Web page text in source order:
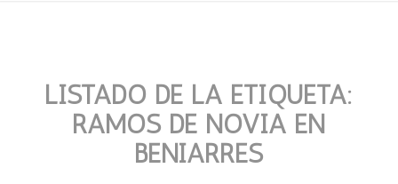
LISTADO DE LA ETIQUETA:
RAMOS DE NOVIA EN
BENIARRES